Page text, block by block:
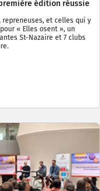
édition réussie
et celles qui y
« Elles osent », un
St-Nazaire et 7 clubs